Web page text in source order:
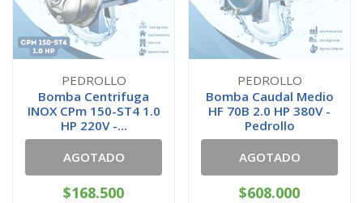
PEDROLLO
Bomba Centrifuga
INOX CPm 150-ST4 1.0
HP 220V -...
AGOTADO
$168.500
PEDROLLO
Bomba Caudal Medio
HF 70B 2.0 HP 380V -
Pedrollo
AGOTADO
$608.000